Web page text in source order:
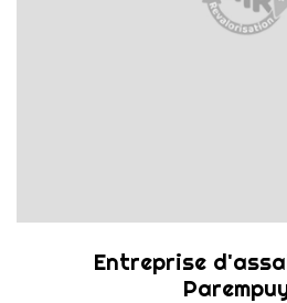
Entreprise